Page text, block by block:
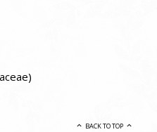
BACK TO TOP